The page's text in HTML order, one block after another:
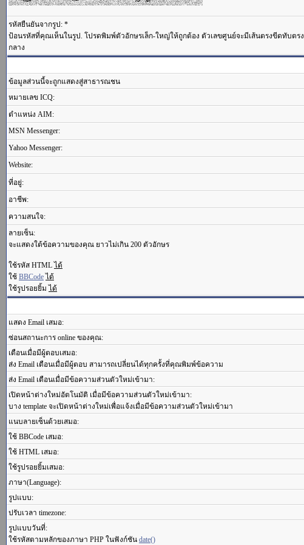
รหัสยืนยันจากรูป: *
ป้อนรหัสที่คุณเห็นในรูป. โปรดพิมพ์ตัวอักษรเล็ก-ใหญ่ให้ถูกต้อง ตัวเลขศูนย์จะมีเส้นตรงขีดทับตรง
กลาง
ข้อมูลส่วนนี้จะถูกแสดงสู่สาธารณชน
หมายเลข ICQ:
ตำแหน่ง AIM:
MSN Messenger:
Yahoo Messenger:
Website:
ที่อยู่:
อาชีพ:
ความสนใจ:
ลายเซ็น:
จะแสดงใต้ข้อความของคุณ ยาวไม่เกิน 200 ตัวอักษร
ใช้รหัส HTML ได้
ใช้ BBCode ได้
ใช้รูปรอยยิ้ม ได้
แสดง Email เสมอ:
ซ่อนสถานะการ online ของคุณ:
เตือนเมื่อมีผู้ตอบเสมอ:
ส่ง Email เตือนเมื่อมีผู้ตอบ สามารถเปลี่ยนได้ทุกครั้งที่คุณพิมพ์ข้อความ
ส่ง Email เตือนเมื่อมีข้อความส่วนตัวใหม่เข้ามา:
เปิดหน้าต่างใหม่อัตโนมัติ เมื่อมีข้อความส่วนตัวใหม่เข้ามา:
บาง template จะเปิดหน้าต่างใหม่เพื่อแจ้งเมื่อมีข้อความส่วนตัวใหม่เข้ามา
แนบลายเซ็นด้วยเสมอ:
ใช้ BBCode เสมอ:
ใช้ HTML เสมอ:
ใช้รูปรอยยิ้มเสมอ:
ภาษา(Language):
รูปแบบ:
ปรับเวลา timezone:
รูปแบบวันที่:
ใช้รหัสตามหลักของภาษา PHP ในฟังก์ชัน date()